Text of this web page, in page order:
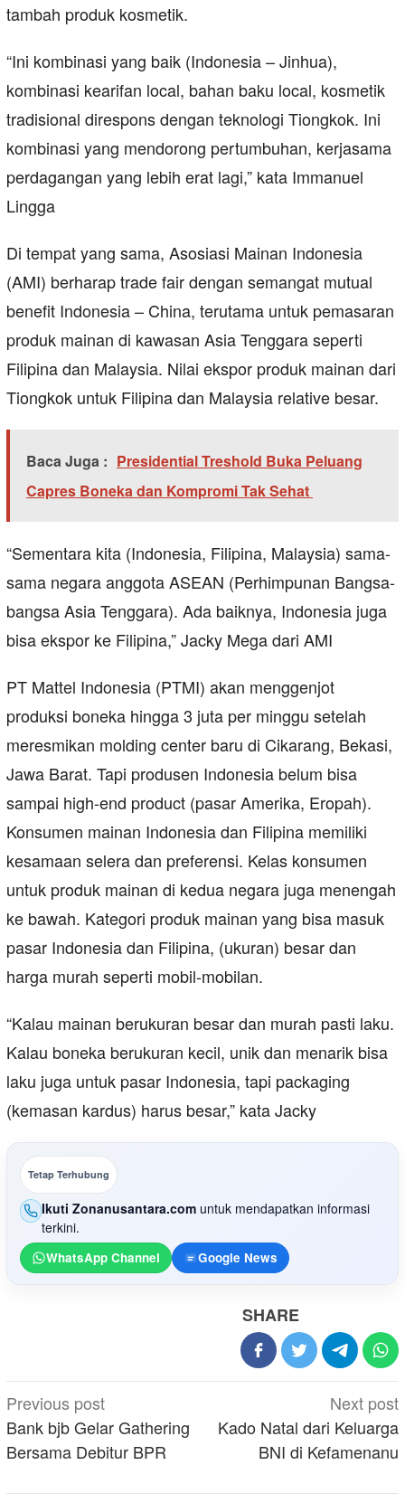
tambah produk kosmetik.
“Ini kombinasi yang baik (Indonesia – Jinhua),
kombinasi kearifan local, bahan baku local, kosmetik
tradisional direspons dengan teknologi Tiongkok. Ini
kombinasi yang mendorong pertumbuhan, kerjasama
perdagangan yang lebih erat lagi,” kata Immanuel
Lingga
Di tempat yang sama, Asosiasi Mainan Indonesia
(AMI) berharap trade fair dengan semangat mutual
benefit Indonesia – China, terutama untuk pemasaran
produk mainan di kawasan Asia Tenggara seperti
Filipina dan Malaysia. Nilai ekspor produk mainan dari
Tiongkok untuk Filipina dan Malaysia relative besar.
Baca Juga : Presidential Treshold Buka Peluang
Capres Boneka dan Kompromi Tak Sehat
“Sementara kita (Indonesia, Filipina, Malaysia) sama-
sama negara anggota ASEAN (Perhimpunan Bangsa-
bangsa Asia Tenggara). Ada baiknya, Indonesia juga
bisa ekspor ke Filipina,” Jacky Mega dari AMI
PT Mattel Indonesia (PTMI) akan menggenjot
produksi boneka hingga 3 juta per minggu setelah
meresmikan molding center baru di Cikarang, Bekasi,
Jawa Barat. Tapi produsen Indonesia belum bisa
sampai high-end product (pasar Amerika, Eropah).
Konsumen mainan Indonesia dan Filipina memiliki
kesamaan selera dan preferensi. Kelas konsumen
untuk produk mainan di kedua negara juga menengah
ke bawah. Kategori produk mainan yang bisa masuk
pasar Indonesia dan Filipina, (ukuran) besar dan
harga murah seperti mobil-mobilan.
“Kalau mainan berukuran besar dan murah pasti laku.
Kalau boneka berukuran kecil, unik dan menarik bisa
laku juga untuk pasar Indonesia, tapi packaging
(kemasan kardus) harus besar,” kata Jacky
Tetap Terhubung
Ikuti Zonanusantara.com untuk mendapatkan informasi
terkini.
WhatsApp Channel Google News
SHARE
Post
navigation
Previous post
Bank bjb Gelar Gathering
Bersama Debitur BPR
Next post
Kado Natal dari Keluarga
BNI di Kefamenanu